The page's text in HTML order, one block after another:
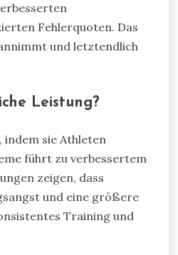
Fehlerquoten. Das
und letztendlich
Leistung?
indem sie Athleten
führt zu verbessertem
zeigen, dass
und eine größere
Training und